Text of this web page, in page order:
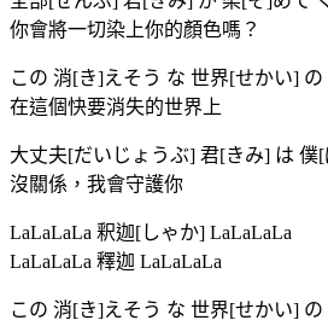
你會將一切染上你的顏色嗎？
この 消[き]えそう な 世界[せかい]
在這個快要消失的世界上
大丈夫[だいじょうぶ] 君[きみ] は 僕
沒關係，我會守護你
LaLaLaLa 釈迦[しゃか] LaLaLaLa
LaLaLaLa 釋迦 LaLaLaLa
この 消[き]えそう な 世界[せかい]